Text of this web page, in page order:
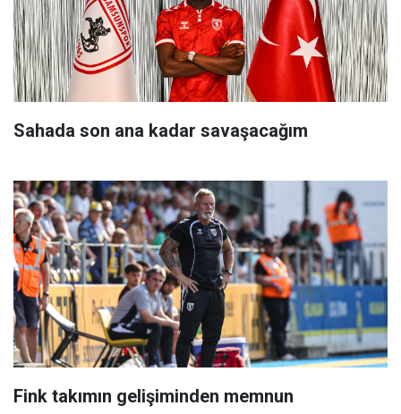
Sahada son ana kadar savaşacağım
Fink takımın gelişiminden memnun